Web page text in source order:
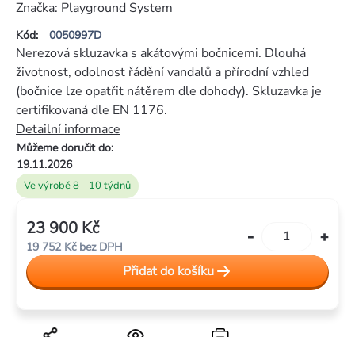
Kód: 0050997D
hodnocení
produktu
je
0,0
z
5
hvězdiček.
Značka: Playground System
Ve výrobě 8 - 10 týdnů
Můžeme doručit do:
19.11.2026
Nerezová skluzavka s akátovými bočnicemi. Dlouhá
životnost, odolnost řádění vandalů a přírodní vzhled
(bočnice lze opatřit nátěrem dle dohody). Skluzavka je
certifikovaná dle EN 1176.
Detailní informace
23 900 Kč
19 752 Kč bez DPH
cena:
Přidat do košíku